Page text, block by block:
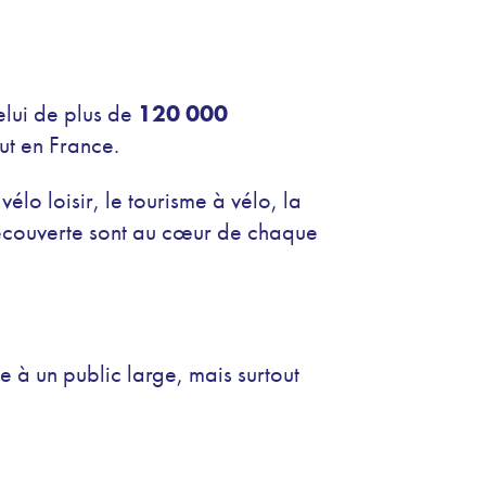
de plus de 120 000
en France.
loisir, le tourisme à vélo, la
sont au cœur de chaque
à un public large, mais surtout